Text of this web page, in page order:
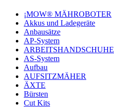
¡MOW® MÄHROBOTER
Akkus und Ladegeräte
Anbausätze
AP-System
ARBEITSHANDSCHUHE
AS-System
Aufbau
AUFSITZMÄHER
ÄXTE
Bürsten
Cut Kits